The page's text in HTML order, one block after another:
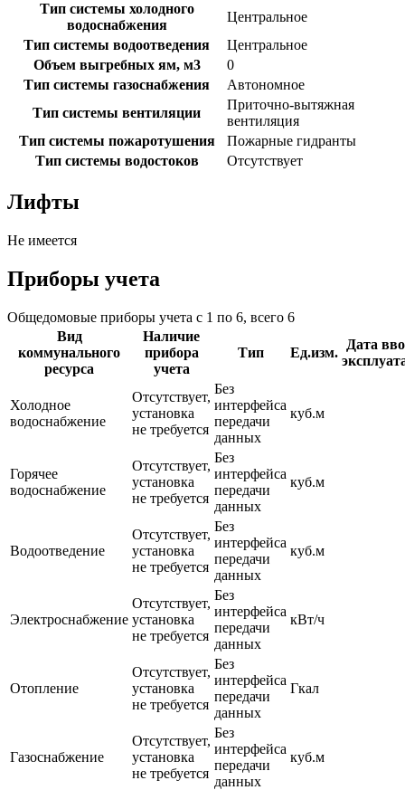
Тип системы холодного
водоснабжения
Центральное
Тип системы водоотведения
Центральное
Объем выгребных ям, м3
0
Тип системы газоснабжения
Автономное
Тип системы вентиляции
Приточно-вытяжная
вентиляция
Тип системы пожаротушения
Пожарные гидранты
Тип системы водостоков
Отсутствует
Лифты
Не имеется
Приборы учета
Общедомовые приборы учета с 1 по 6, всего 6
Вид
коммунального
ресурса
Наличие
прибора
учета
Тип Ед.изм.
Дата
Холодное
водоснабжение
Отсутствует,
установка
не требуется
Без
интерфейса
передачи
данных
куб.м
Горячее
водоснабжение
Отсутствует,
установка
не требуется
Без
интерфейса
передачи
данных
куб.м
Водоотведение
Отсутствует,
установка
не требуется
Без
интерфейса
передачи
данных
куб.м
Электроснабжение
Отсутствует,
установка
не требуется
Без
интерфейса
передачи
данных
кВт/ч
Отопление
Отсутствует,
установка
не требуется
Без
интерфейса
передачи
данных
Гкал
Газоснабжение
Отсутствует,
установка
не требуется
Без
интерфейса
передачи
данных
куб.м